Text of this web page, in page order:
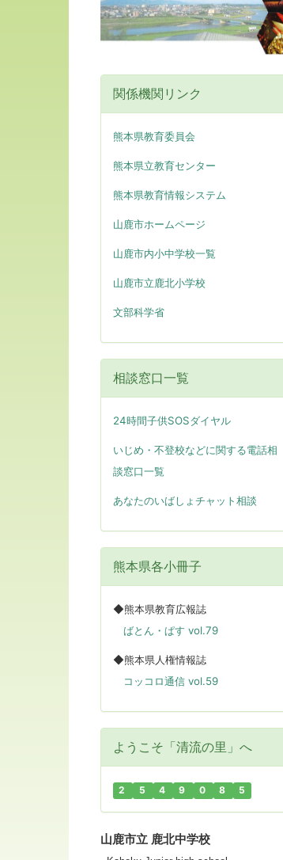
関係機関リンク
熊本県教育委員会
熊本県立教育センター
熊本県教育情報システム
山鹿市ホームページ
山鹿市内小中学校一覧
山鹿市立鹿北小学校
文部科学省
相談窓口一覧
24時間子供SOSダイヤル
いじめ・不登校などに関する電話相
談窓口一覧
あなたのいばしょチャット相談
熊本県各小冊子
◆熊本県教育広報誌
ばとん・ぱす vol.79
◆熊本県人権情報誌
コッコロ通信 vol.59
ようこそ「清流の里」へ
2 5 4 9 0 8 5
山鹿市立 鹿北中学校